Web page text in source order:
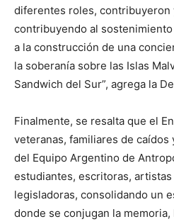
diferentes roles, contribuyeron
contribuyendo al
a la construcción de una
la soberanía sobre las Islas
Sandwich del Sur”, agrega la
Finalmente, se resalta que el
veteranas, familiares de
del Equipo Argentino de
estudiantes, escritoras,
legisladoras, consolidando un
donde se conjugan la